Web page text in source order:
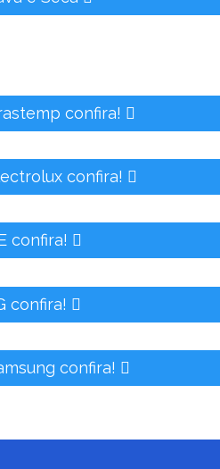
confira!
confira!
confira!
confira!
confira!